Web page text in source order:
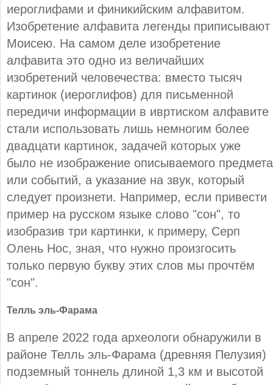
иероглифами и финикийским алфавитом.
Изобретение алфавита легенды приписывают
Моисею. На самом деле изобретение
алфавита это одно из величайших
изобретений человечества: вместо тысяч
картинок (иероглифов) для письменной
передичи информации в ивртиском алфавите
стали использовать лишь немногим более
двадцати картинок, задачей которых уже
было не изображение описываемого предмета
или событий, а указание на звук, который
следует произнети. Например, если привести
пример на русском языке слово "сон", то
изобразив три картинки, к примеру, Серп
Олень Нос, зная, что нужно произгосить
только первую букву этих слов мы прочтём
"сон".
Телль эль-Фарама
В апреле 2022 года археологи обнаружили в
районе Телль эль-Фарама (древняя Пелузия)
подземный тоннель длиной 1,3 км и высотой